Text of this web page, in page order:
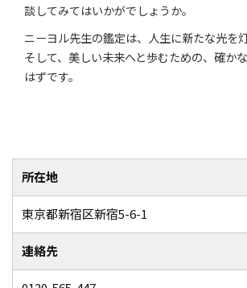
談してみてはいかがでしょうか。
ニーヨル先生の鑑定は、人生に新たな光を
そして、美しい未来へと歩むための、確か
はずです。
所在地
東京都新宿区新宿5-6-1
連絡先